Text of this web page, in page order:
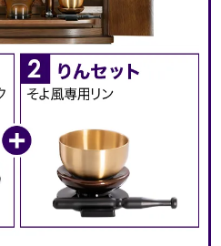
設置可能領域
幅41×奥行31.5cm
LED照明を照準装備